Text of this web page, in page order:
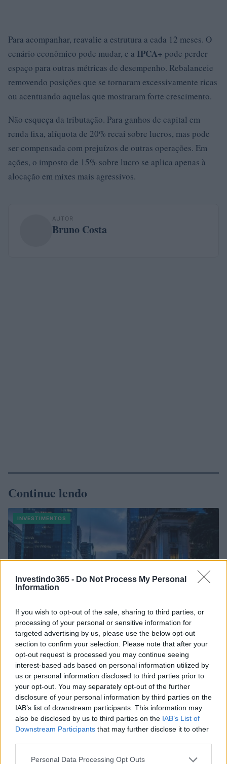
Investindo365 - Do Not Process My Personal
Information
If you wish to opt-out of the sale, sharing to third parties, or
processing of your personal or sensitive information for
targeted advertising by us, please use the below opt-out
section to confirm your selection. Please note that after your
opt-out request is processed you may continue seeing
interest-based ads based on personal information utilized by
us or personal information disclosed to third parties prior to
your opt-out. You may separately opt-out of the further
disclosure of your personal information by third parties on the
IAB’s list of downstream participants. This information may
also be disclosed by us to third parties on the IAB’s List of
Downstream Participants that may further disclose it to other
Please note that this website/app uses one or more Google
Personal Data Processing Opt Outs
Para acompanhar, reavalie a estrutura a cada 12 meses. O
cenário econômico pode mudar, e a IPCA+ pode perder
espaço para outras métricas de desempenho. Rebalanceie
removendo posições que se tornaram excessivamente ricas
ou acentuando aquelas que mostraram forte crescimento.
Não esqueça da tributação. Para ganhos de capital em
renda fixa, alíquota de 20% recai sobre lucros, mas pode
ser compensada com prejuízos de outras operações. Em
ações, o imposto de 15% sobre lucro se aplica apenas à
alocação em mixes mais agressivos.
AUTOR
Bruno Costa
Continue lendo
INVESTIMENTOS
Principais ações recomendadas para dividendos em agosto de
2026
Bruno Costa · 6 ago 2026